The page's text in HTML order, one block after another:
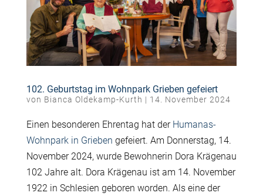
102. Geburtstag im Wohnpark Grieben gefeiert
von Bianca Oldekamp-Kurth | 14. November 2024
Einen besonderen Ehrentag hat der Humanas-
Wohnpark in Grieben gefeiert. Am Donnerstag, 14.
November 2024, wurde Bewohnerin Dora Krägenau
102 Jahre alt. Dora Krägenau ist am 14. November
1922 in Schlesien geboren worden. Als eine der